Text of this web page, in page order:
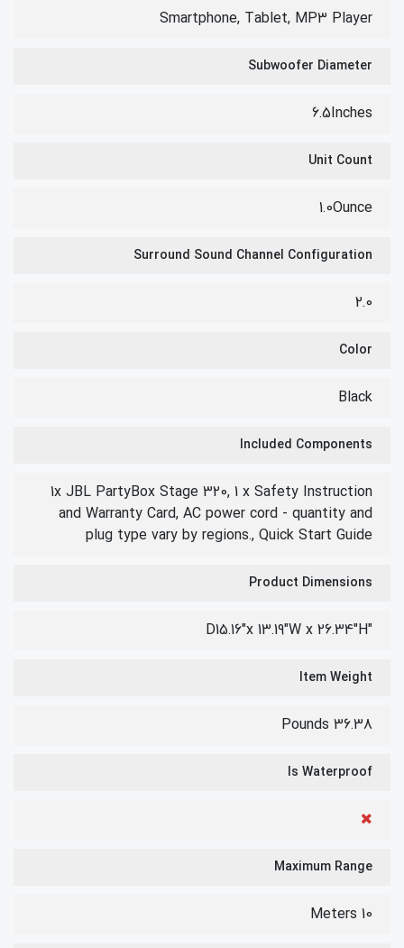
Smartphone, Tablet, MP3 Player
Subwoofer Diameter
6.5Inches
Unit Count
1.0Ounce
Surround Sound Channel Configuration
2.0
Color
Black
Included Components
1x JBL PartyBox Stage 320, 1 x Safety Instruction
and Warranty Card, AC power cord - quantity and
plug type vary by regions., Quick Start Guide
Product Dimensions
"D15.16"x 13.19"W x 26.34"H
Item Weight
36.38 Pounds
Is Waterproof
Maximum Range
10 Meters